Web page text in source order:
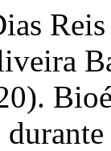
Reis